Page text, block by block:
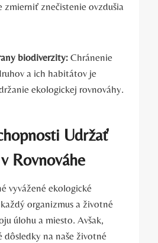
zmierniť znečistenie ovzdušia
biodiverzity: Chránenie
a ich habitátov je
ekologickej rovnováhy.
Udržať
Rovnováhe
vyvážené ekologické
organizmus a životné
úlohu a miesto. Avšak,
dôsledky na naše životné